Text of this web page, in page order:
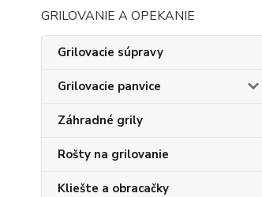
GRILOVANIE A OPEKANIE
Grilovacie súpravy
Grilovacie panvice
Záhradné grily
Rošty na grilovanie
Kliešte a obracačky